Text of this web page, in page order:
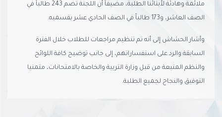
ملائمة وهادئة لأبنائنا الطلبة، مضيفاً أن اللجنة تضم 243 طالباً في
الصف العاشر، و173 طالباً في الصف الحادي عشر بقسميه.
وأشار الحشاش إلى أنه تم تنظيم مراجعات للطلاب خلال الفترة
السابقة والرد على استفساراتهم، إلى جانب توضيح كافة اللوائح
والنظم المتبعة من قبل وزارة التربية والخاصة بالامتحانات، متمنيا
التوفيق والنجاح لجميع الطلبة.